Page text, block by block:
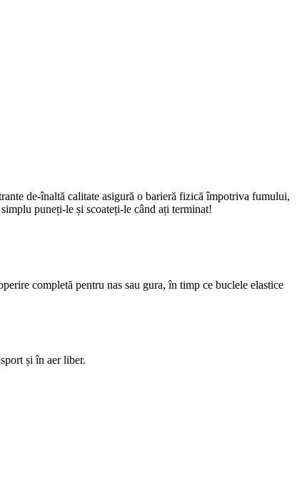
de-înaltă calitate asigură o barieră fizică împotriva fumului,
puneți-le și scoateți-le când ați terminat!
completă pentru nas sau gura, în timp ce buclele elastice
și în aer liber.